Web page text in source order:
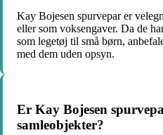
Kay Bojesen spurvepar er
eller som voksengaver. Da de
som legetøj til små børn,
med dem uden opsyn.
Er Kay Bojesen
samleobjekter?